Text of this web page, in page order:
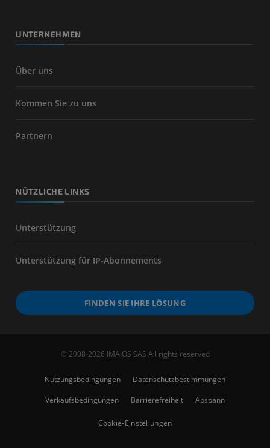
UNTERNEHMEN
Über uns
Kommen Sie zu uns
Partnern
NÜTZLICHE LINKS
Unterstützung
Unterstützung für IP-Abonnements
FINDEN SIE IHRE LÖSUNG
© 2008-2026 IMAIOS SAS All rights reserved
Nutzungsbedingungen
Datenschutzbestimmungen
Verkaufsbedingungen
Barrierefreiheit Abspann
Cookie-Einstellungen